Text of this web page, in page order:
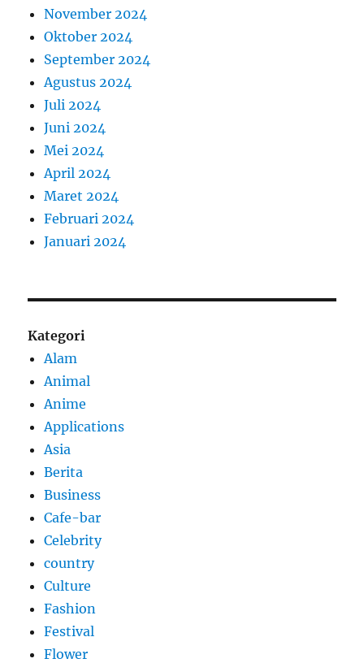
November 2024
Oktober 2024
September 2024
Agustus 2024
Juli 2024
Juni 2024
Mei 2024
April 2024
Maret 2024
Februari 2024
Januari 2024
Kategori
Alam
Animal
Anime
Applications
Asia
Berita
Business
Cafe-bar
Celebrity
country
Culture
Fashion
Festival
Flower